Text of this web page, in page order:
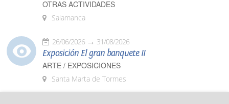
OTRAS ACTIVIDADES
Salamanca
26/06/2026 31/08/2026
Exposición El gran banquete II
ARTE / EXPOSICIONES
Santa Marta de Tormes